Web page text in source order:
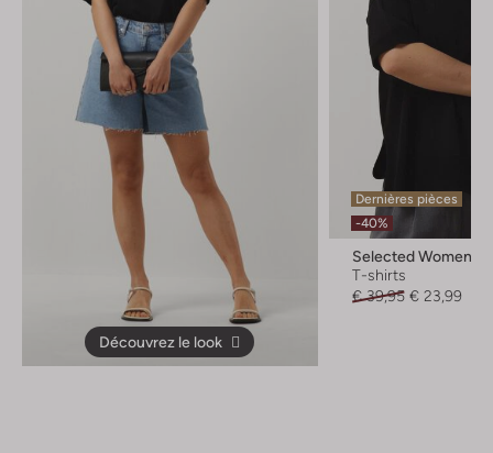
Découvrez le look
Dernières pièces
-40%
Selected Women
T-shirts
€ 39,95 € 23,99